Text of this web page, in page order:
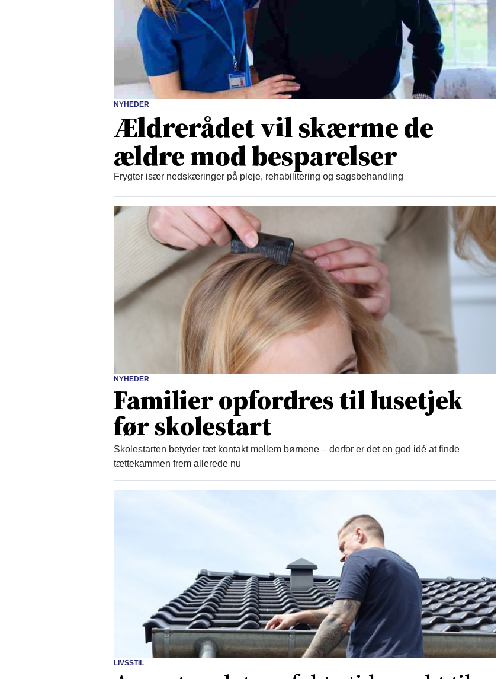
NYHEDER
Ældrerådet vil skærme de
ældre mod besparelser
Frygter især nedskæringer på pleje, rehabilitering og sagsbehandling
NYHEDER
Familier opfordres til lusetjek
før skolestart
Skolestarten betyder tæt kontakt mellem børnene – derfor er det en god idé at finde
tættekammen frem allerede nu
LIVSSTIL